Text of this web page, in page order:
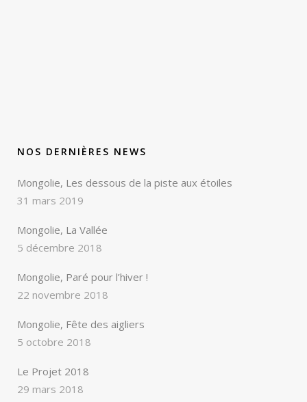
NOS DERNIÈRES NEWS
Mongolie, Les dessous de la piste aux étoiles
31 mars 2019
Mongolie, La Vallée
5 décembre 2018
Mongolie, Paré pour l’hiver !
22 novembre 2018
Mongolie, Fête des aigliers
5 octobre 2018
Le Projet 2018
29 mars 2018